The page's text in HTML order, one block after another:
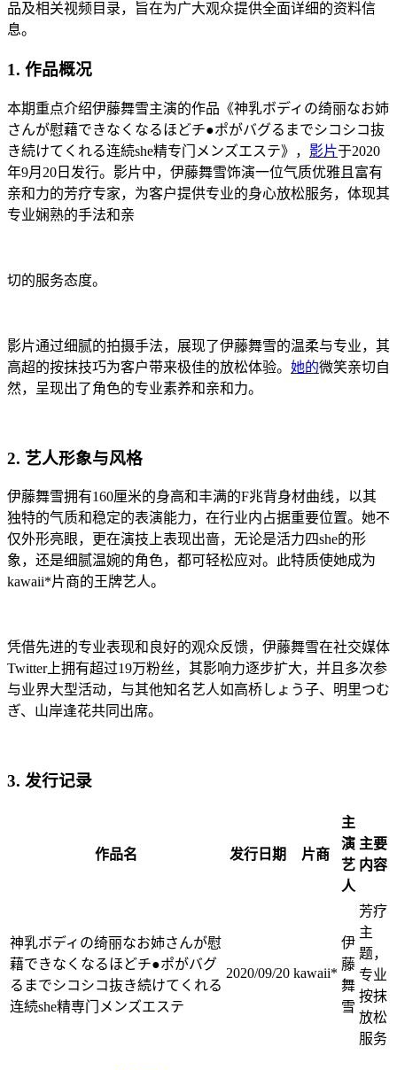
品及相关视频目录，旨在为广大观众提供全面详细的资料信
息。
1. 作品概况
本期重点介绍伊藤舞雪主演的作品《神乳ボディの绮丽なお姉
さんが慰藉できなくなるほどチ●ポがバグるまでシコシコ抜
き続けてくれる连続she精专门メンズエステ》， 影片于2020
年9月20日发行。影片中，伊藤舞雪饰演一位气质优雅且富有
亲和力的芳疗专家，为客户提供专业的身心放松服务，体现其
专业娴熟的手法和亲
切的服务态度。
影片通过细腻的拍摄手法，展现了伊藤舞雪的温柔与专业，其
高超的按抹技巧为客户带来极佳的放松体验。 她的微笑亲切自
然，呈现出了角色的专业素养和亲和力。
2. 艺人形象与风格
伊藤舞雪拥有160厘米的身高和丰满的F兆背身材曲线，以其
独特的气质和稳定的表演能力，在行业内占据重要位置。她不
仅外形亮眼，更在演技上表现出啬，无论是活力四she的形
象，还是细腻温婉的角色，都可轻松应对。此特质使她成为
kawaii*片商的王牌艺人。
凭借先进的专业表现和良好的观众反馈，伊藤舞雪在社交媒体
Twitter上拥有超过19万粉丝，其影响力逐步扩大，并且多次参
与业界大型活动，与其他知名艺人如高桥しょう子、明里つむ
ぎ、山岸逢花共同出席。
3. 发行记录
作品名 发行日期 片商
主
演
艺
人
主要
内容
神乳ボディの绮丽なお姉さんが慰
藉できなくなるほどチ●ポがバグ
るまでシコシコ抜き続けてくれる
连続she精専门メンズエステ
2020/09/20 kawaii*
伊
藤
舞
雪
芳疗
主
题，
专业
按抹
放松
服务